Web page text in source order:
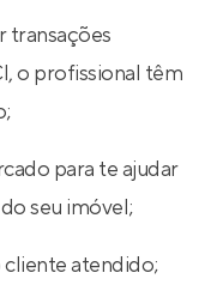
transações
o profissional têm
para te ajudar
seu imóvel;
cliente atendido;